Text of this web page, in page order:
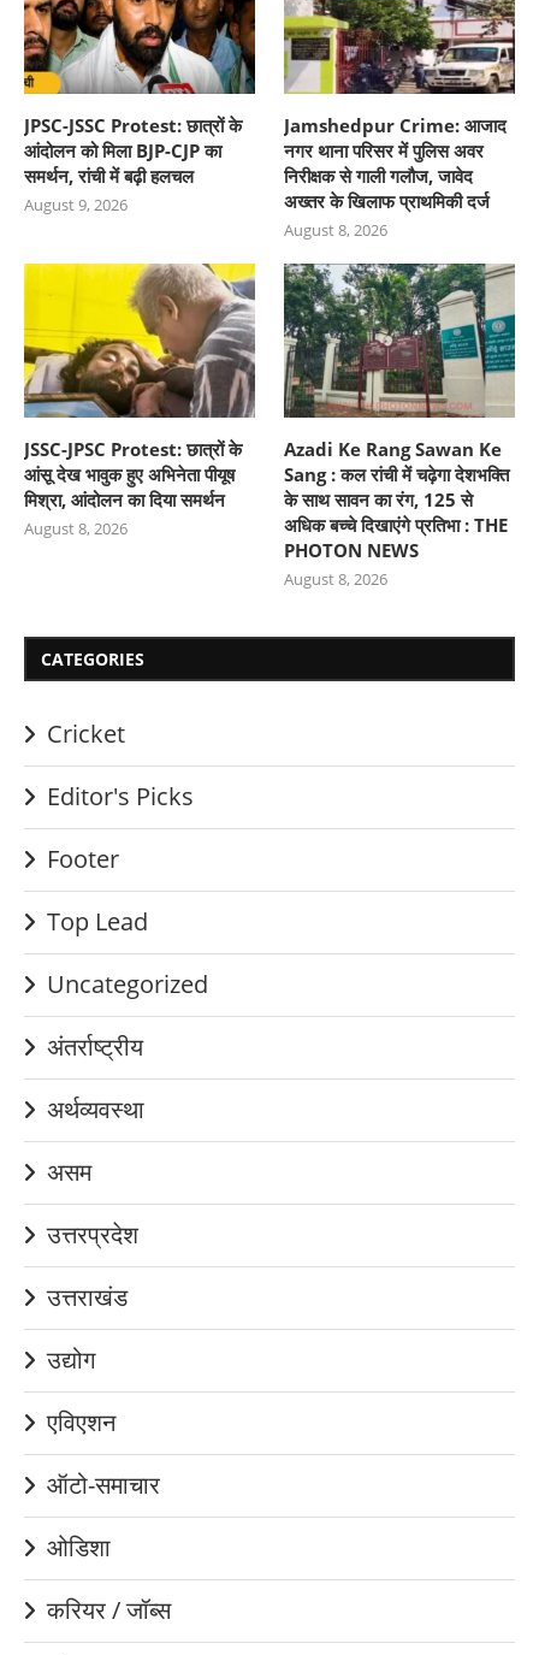
JPSC-JSSC Protest: छात्रों के
आंदोलन को मिला BJP-CJP का
समर्थन, रांची में बढ़ी हलचल
August 9, 2026
Jamshedpur Crime: आजाद
नगर थाना परिसर में पुलिस अवर
निरीक्षक से गाली गलौज, जावेद
अख्तर के खिलाफ प्राथमिकी दर्ज
August 8, 2026
JSSC-JPSC Protest: छात्रों के
आंसू देख भावुक हुए अभिनेता पीयूष
मिश्रा, आंदोलन का दिया समर्थन
August 8, 2026
Azadi Ke Rang Sawan Ke
Sang : कल रांची में चढ़ेगा देशभक्ति
के साथ सावन का रंग, 125 से
अधिक बच्चे दिखाएंगे प्रतिभा : THE
PHOTON NEWS
August 8, 2026
CATEGORIES
Cricket
Editor's Picks
Footer
Top Lead
Uncategorized
अंतर्राष्ट्रीय
अर्थव्यवस्था
असम
उत्तरप्रदेश
उत्तराखंड
उद्योग
एविएशन
ऑटो-समाचार
ओडिशा
करियर / जॉब्स